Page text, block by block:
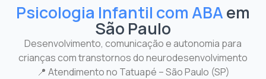
Psicologia Infantil com ABAem
São Paulo
Desenvolvimento, comunicação e autonomia para
crianças com transtornos do neurodesenvolvimento
📍 Atendimento no Tatuapé – São Paulo (SP)